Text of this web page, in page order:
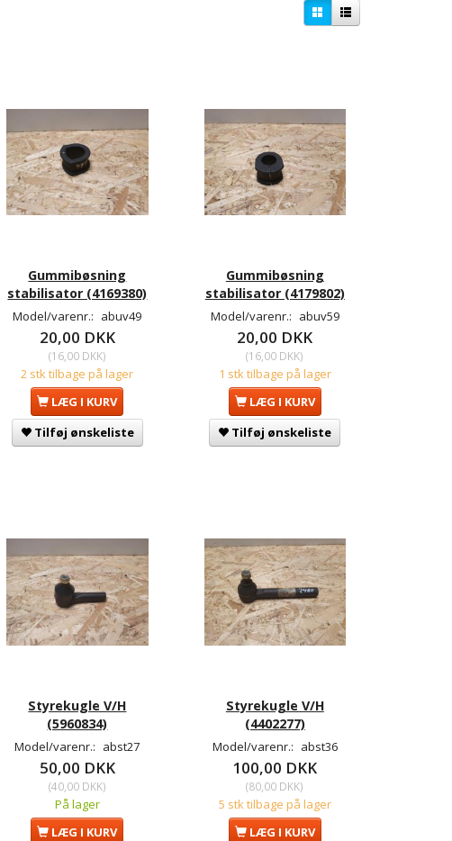
Gummibøsning
stabilisator (4169380)
Model/varenr.: abuv49
20,00 DKK
(16,00 DKK)
2 stk tilbage på lager
LÆG I KURV
Tilføj ønskeliste
Gummibøsning
stabilisator (4179802)
Model/varenr.: abuv59
20,00 DKK
(16,00 DKK)
1 stk tilbage på lager
LÆG I KURV
Tilføj ønskeliste
Styrekugle V/H
(5960834)
Model/varenr.: abst27
50,00 DKK
(40,00 DKK)
På lager
LÆG I KURV
Styrekugle V/H
(4402277)
Model/varenr.: abst36
100,00 DKK
(80,00 DKK)
5 stk tilbage på lager
LÆG I KURV